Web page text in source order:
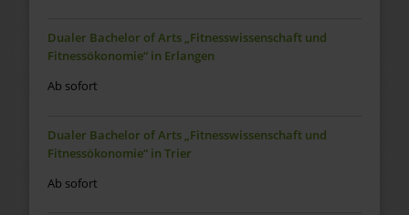
Dualer Bachelor of Arts „Fitnesswissenschaft und
Fitnessökonomie“ in Erlangen
Ab sofort
Dualer Bachelor of Arts „Fitnesswissenschaft und
Fitnessökonomie“ in Trier
Ab sofort